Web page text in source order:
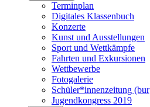
Terminplan
Digitales Klassenbuch
Konzerte
Kunst und Ausstellungen
Sport und Wettkämpfe
Fahrten und Exkursionen
Wettbewerbe
Fotogalerie
Schüler*innenzeitung
Jugendkongress 2019